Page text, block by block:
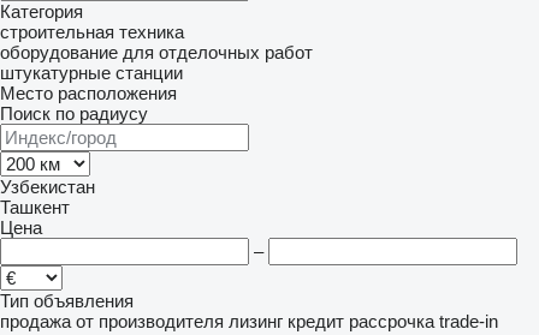
Категория
строительная техника
оборудование для отделочных работ
штукатурные станции
Место расположения
Поиск по радиусу
Узбекистан
Ташкент
Цена
–
Тип объявления
продажа от производителя лизинг кредит рассрочка trade-in